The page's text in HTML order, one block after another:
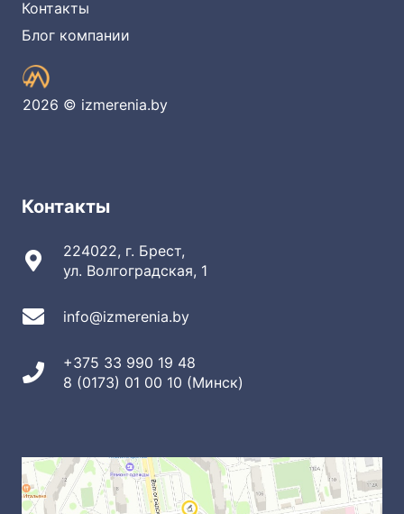
Контакты
Блог компании
2026 © izmerenia.by
Контакты
224022, г. Брест,
ул. Волгоградская, 1
info@izmerenia.by
+375 33 990 19 48
8 (0173) 01 00 10 (Минск)